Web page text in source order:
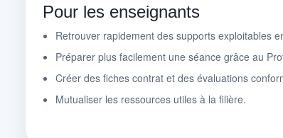
Pour les enseignants
Retrouver rapidement des supports exploitables
Préparer plus facilement une séance grâce au
Créer des fiches contrat et des évaluations
Mutualiser les ressources utiles à la filière.